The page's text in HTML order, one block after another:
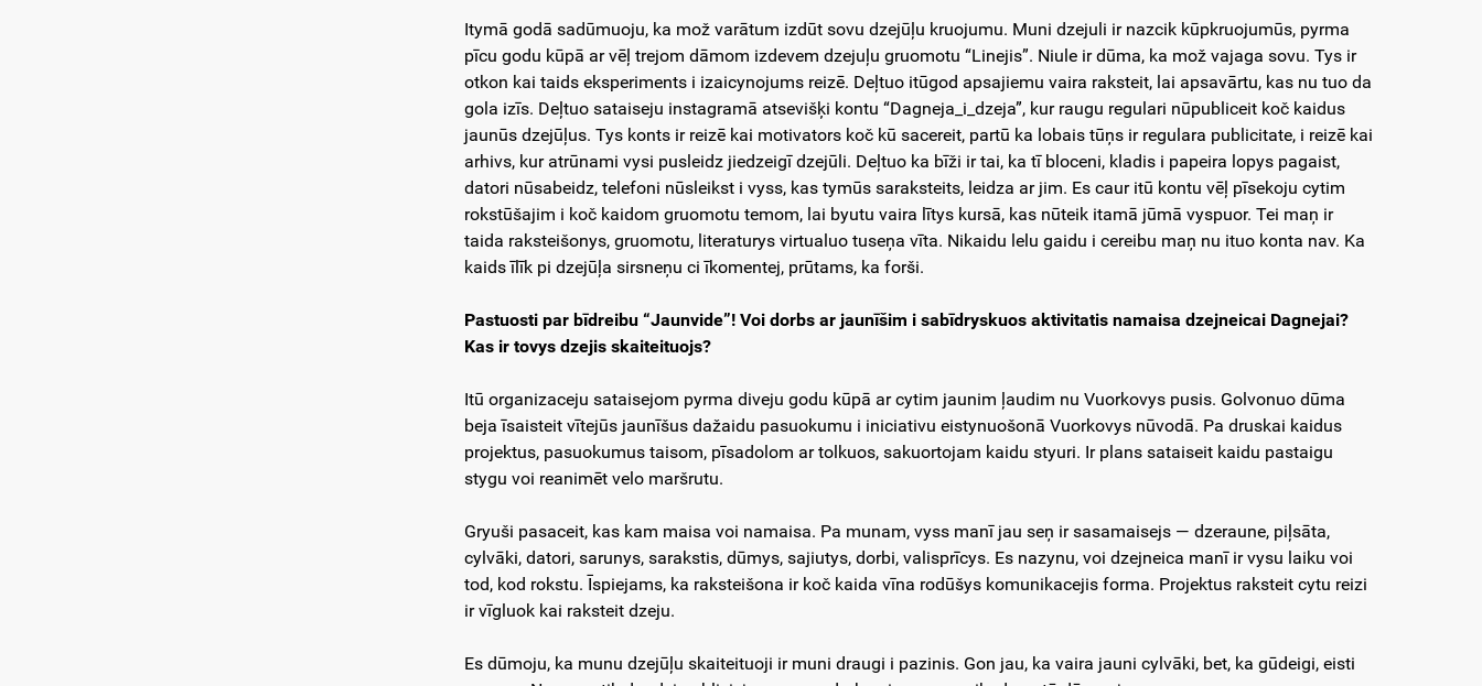
Itymā godā sadūmuoju, ka mož varātum izdūt sovu dzejūļu kruojumu. Muni dzejuli ir nazcik kūpkruojumūs, pyrma
pīcu godu kūpā ar vēļ trejom dāmom izdevem dzejuļu gruomotu “Linejis”. Niule ir dūma, ka mož vajaga sovu. Tys ir
otkon kai taids eksperiments i izaicynojums reizē. Deļtuo itūgod apsajiemu vaira raksteit, lai apsavārtu, kas nu tuo da
gola izīs. Deļtuo sataiseju instagramā atsevišķi kontu “Dagneja_i_dzeja”, kur raugu regulari nūpubliceit koč kaidus
jaunūs dzejūļus. Tys konts ir reizē kai motivators koč kū sacereit, partū ka lobais tūņs ir regulara publicitate, i reizē kai
arhivs, kur atrūnami vysi pusleidz jiedzeigī dzejūli. Deļtuo ka bīži ir tai, ka tī bloceni, kladis i papeira lopys pagaist,
datori nūsabeidz, telefoni nūsleikst i vyss, kas tymūs saraksteits, leidza ar jim. Es caur itū kontu vēļ pīsekoju cytim
rokstūšajim i koč kaidom gruomotu temom, lai byutu vaira lītys kursā, kas nūteik itamā jūmā vyspuor. Tei maņ ir
taida raksteišonys, gruomotu, literaturys virtualuo tuseņa vīta. Nikaidu lelu gaidu i cereibu maņ nu ituo konta nav. Ka
kaids īlīk pi dzejūļa sirsneņu ci īkomentej, prūtams, ka forši.
Pastuosti par bīdreibu “Jaunvide”! Voi dorbs ar jaunīšim i sabīdryskuos aktivitatis namaisa dzejneicai Dagnejai?
Kas ir tovys dzejis skaiteituojs?
Itū organizaceju sataisejom pyrma diveju godu kūpā ar cytim jaunim ļaudim nu Vuorkovys pusis. Golvonuo dūma
beja īsaisteit vītejūs jaunīšus dažaidu pasuokumu i iniciativu eistynuošonā Vuorkovys nūvodā. Pa druskai kaidus
projektus, pasuokumus taisom, pīsadolom ar tolkuos, sakuortojam kaidu styuri. Ir plans sataiseit kaidu pastaigu
stygu voi reanimēt velo maršrutu.
Gryuši pasaceit, kas kam maisa voi namaisa. Pa munam, vyss manī jau seņ ir sasamaisejs — dzeraune, piļsāta,
cylvāki, datori, sarunys, sarakstis, dūmys, sajiutys, dorbi, valisprīcys. Es nazynu, voi dzejneica manī ir vysu laiku voi
tod, kod rokstu. Īspiejams, ka raksteišona ir koč kaida vīna rodūšys komunikacejis forma. Projektus raksteit cytu reizi
ir vīgluok kai raksteit dzeju.
Es dūmoju, ka munu dzejūļu skaiteituoji ir muni draugi i pazinis. Gon jau, ka vaira jauni cylvāki, bet, ka gūdeigi, eisti